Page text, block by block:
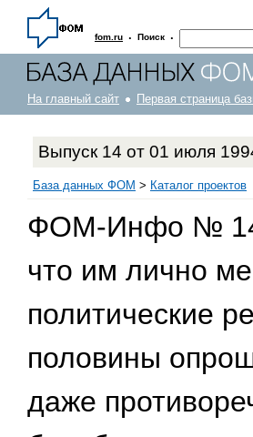
fom.ru · Поиск ·
На главный сайт Первая страница
Выпуск 14 от 01 июля
База данных ФОМ > Каталог проектов
ФОМ-Инфо № 14:
что им лично
политические
половины
даже